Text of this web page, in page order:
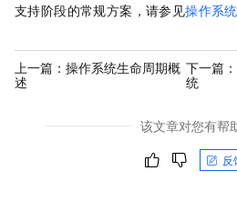
支持阶段的常规方案，请参见操作系
上一篇： 操作系统生命周期概
述
下一篇：
统
该文章对您有帮
反